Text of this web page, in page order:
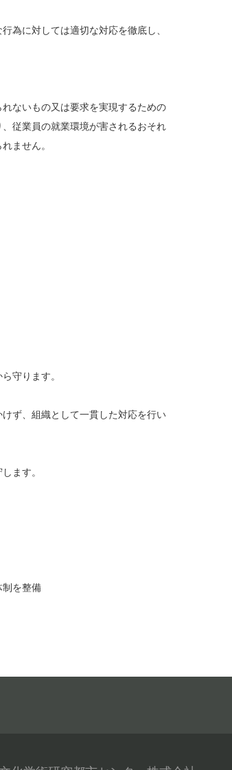
に対しては適切な対応を徹底し、
ないもの又は要求を実現するための
従業員の就業環境が害されるおそれ
ません。
ります。
、組織として一貫した対応を行い
ます。
を整備